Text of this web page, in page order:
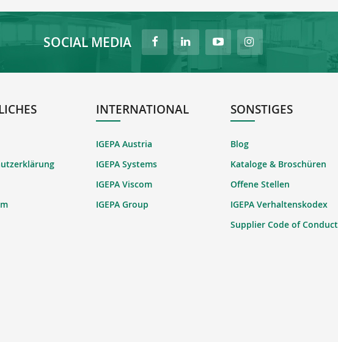
SOCIAL MEDIA
INTERNATIONAL
IGEPA Austria
IGEPA Systems
IGEPA Viscom
IGEPA Group
SONSTIGES
Blog
Kataloge & Broschüren
Offene Stellen
IGEPA Verhaltenskodex
Supplier Code of Conduct